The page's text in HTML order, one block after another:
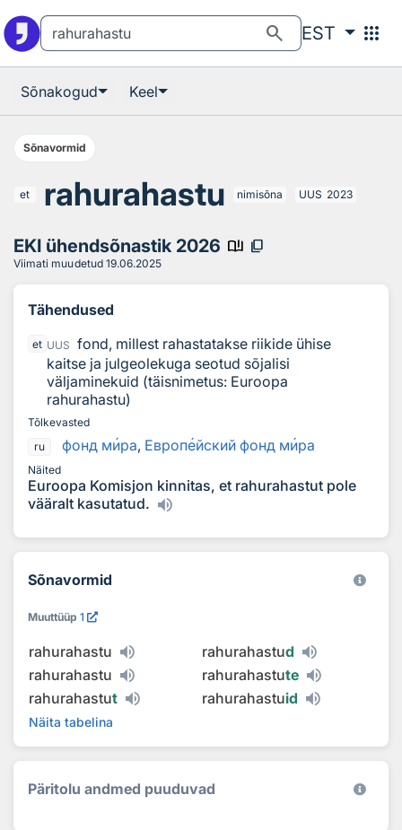
search EST apps
Sõnakogud Keel
Sõnavormid
et rahurahastu nimisõna UUS 2023
EKI ühendsõnastik 2026 book_ribbon content_copy
Viimati muudetud 19.06.2025
Tähendused
et UUS
fond, millest rahastatakse riikide ühise
kaitse ja julgeolekuga seotud sõjalisi
väljaminekuid (täisnimetus: Euroopa
rahurahastu)
Tõlkevasted
ru
фонд мира, Европейский фонд мира
Näited
Euroopa Komisjon kinnitas, et rahurahastut pole
vääralt kasutatud.
Sõnavormid
Muuttüüp 1
rahurahastu rahurahastud
rahurahastu
rahurahastute
rahurahastut rahurahastuid
Näita tabelina
Päritolu andmed puuduvad